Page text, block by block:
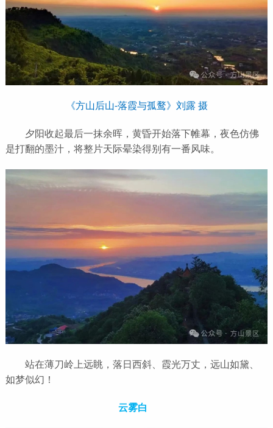
《方山后山-落霞与孤鹜》刘露 摄
夕阳收起最后一抹余晖，黄昏开始落下帷幕，夜色仿佛
是打翻的墨汁，将整片天际晕染得别有一番风味。
站在薄刀岭上远眺，落日西斜、霞光万丈，远山如黛、
如梦似幻！
云雾白